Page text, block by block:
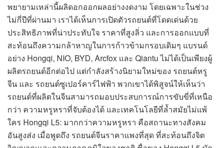
พยายามเหล่านี้ผลิดอกออกผลอย่างงดงาม โดยเฉพาะในช่วง
ไม่กี่ปีที่ผ่านมา เราได้เห็นการเปิดตัวรถยนต์ที่โดดเด่นด้วย
ประสิทธิภาพที่น่าประทับใจ ราคาที่สูงลิ่ว และการออกแบบที่
สะท้อนถึงความกล้าหาญในการก้าวข้ามกรอบเดิมๆ แบรนด์
อย่าง Hongqi, NIO, BYD, Arcfox และ Qiantu ไม่ได้เป็นเพียงผู้
ผลิตรถยนต์อีกต่อไป แต่กำลังสร้างนิยามใหม่ของ รถยนต์หรู
จีน และ รถยนต์ซูเปอร์คาร์ไฟฟ้า พวกเขาได้พิสูจน์ให้เห็นว่า
รถยนต์ที่ผลิตในจีนสามารถมอบประสบการณ์การขับขี่ที่เหนือ
กว่า ความหรูหราที่จับต้องได้ และเทคโนโลยีที่ล้ำสมัยไม่แพ้
ใคร Hongqi L5: มากกว่าความหรูหรา คือสถานะทางสังคม
อันสูงส่ง เมื่อพูดถึง รถยนต์จีนราคาแพงที่สุด ที่สะท้อนถึงจิต